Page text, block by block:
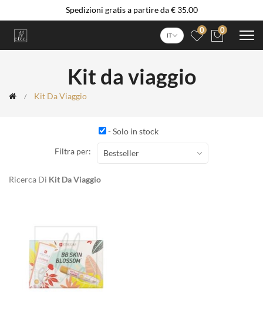
Spedizioni gratis a partire da € 35.00
IT
0 0
Kit da viaggio
Kit Da Viaggio
Ricerca Di Kit Da Viaggio
- Solo in stock
Filtra per:
Bestseller